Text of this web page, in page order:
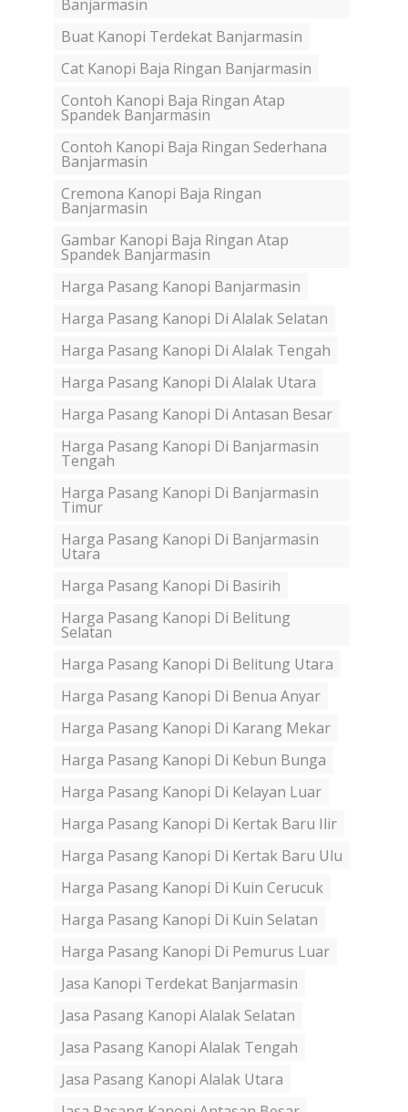
Banjarmasin
Buat Kanopi Terdekat Banjarmasin
Cat Kanopi Baja Ringan Banjarmasin
Contoh Kanopi Baja Ringan Atap
Spandek Banjarmasin
Contoh Kanopi Baja Ringan Sederhana
Banjarmasin
Cremona Kanopi Baja Ringan
Banjarmasin
Gambar Kanopi Baja Ringan Atap
Spandek Banjarmasin
Harga Pasang Kanopi Banjarmasin
Harga Pasang Kanopi Di Alalak Selatan
Harga Pasang Kanopi Di Alalak Tengah
Harga Pasang Kanopi Di Alalak Utara
Harga Pasang Kanopi Di Antasan Besar
Harga Pasang Kanopi Di Banjarmasin
Tengah
Harga Pasang Kanopi Di Banjarmasin
Timur
Harga Pasang Kanopi Di Banjarmasin
Utara
Harga Pasang Kanopi Di Basirih
Harga Pasang Kanopi Di Belitung
Selatan
Harga Pasang Kanopi Di Belitung Utara
Harga Pasang Kanopi Di Benua Anyar
Harga Pasang Kanopi Di Karang Mekar
Harga Pasang Kanopi Di Kebun Bunga
Harga Pasang Kanopi Di Kelayan Luar
Harga Pasang Kanopi Di Kertak Baru Ilir
Harga Pasang Kanopi Di Kertak Baru Ulu
Harga Pasang Kanopi Di Kuin Cerucuk
Harga Pasang Kanopi Di Kuin Selatan
Harga Pasang Kanopi Di Pemurus Luar
Jasa Kanopi Terdekat Banjarmasin
Jasa Pasang Kanopi Alalak Selatan
Jasa Pasang Kanopi Alalak Tengah
Jasa Pasang Kanopi Alalak Utara